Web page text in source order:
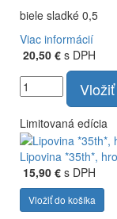
biele sladké 0,5
Viac informácií
20,50 € s DPH
Limitovaná edícia
Lipovina *35th*,
15,90 € s DPH
Vložiť do košíka